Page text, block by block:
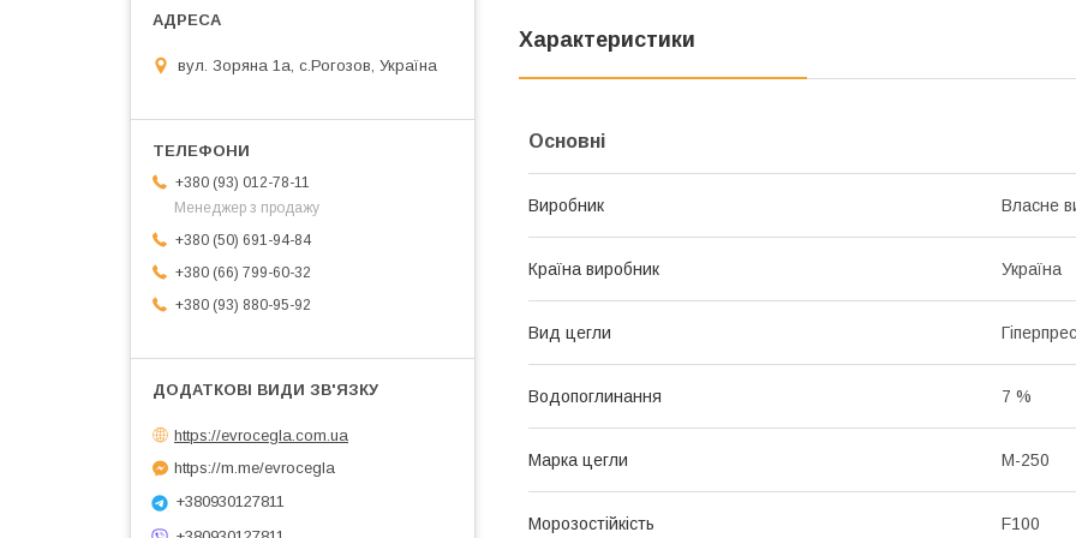
Характеристики
Основні
Виробник Власне
Країна виробник Україна
Вид цегли
Водопоглинання 7 %
Марка цегли М-250
Морозостійкість F100
вул. Зоряна 1а, с.Рогозов, Україна
+380 (93) 012-78-11
Менеджер з продажу
+380 (50) 691-94-84
+380 (66) 799-60-32
+380 (93) 880-95-92
https://evrocegla.com.ua
https://m.me/evrocegla
+380930127811